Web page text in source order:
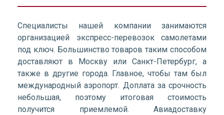
Специалисты нашей компании занимаются
организацией экспресс-перевозок самолетами
под ключ. Большинство товаров таким способом
доставляют в Москву или Санкт-Петербург, а
также в другие города. Главное, чтобы там был
международный аэропорт. Доплата за срочность
небольшая, поэтому итоговая стоимость
получится приемлемой. Авиадоставку